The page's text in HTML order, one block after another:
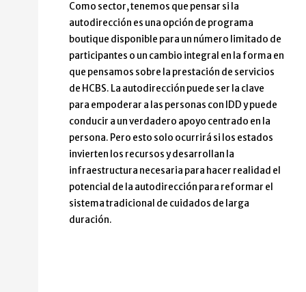
Como sector, tenemos que pensar si la
autodirección es una opción de programa
boutique disponible para un número limitado de
participantes o un cambio integral en la forma en
que pensamos sobre la prestación de servicios
de HCBS. La autodirección puede ser la clave
para empoderar a las personas con IDD y puede
conducir a un verdadero apoyo centrado en la
persona. Pero esto solo ocurrirá si los estados
invierten los recursos y desarrollan la
infraestructura necesaria para hacer realidad el
potencial de la autodirección para reformar el
sistema tradicional de cuidados de larga
duración.